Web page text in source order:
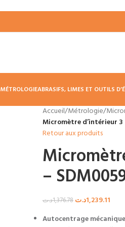
MÉTROLOGIEABRASIFS, LIMES ET OUTILS
Accueil/Métrologie/
Micromètre d’intérieur 3
Retour aux produits
–
1,376.78د.ت 1,239.11د.ت
Autocentrage